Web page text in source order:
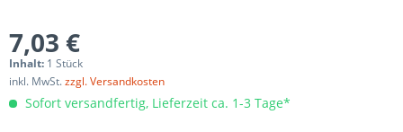
7,03 €
Inhalt: 1 Stück
inkl. MwSt.zzgl. Versandkosten
Sofort versandfertig, Lieferzeit ca. 1-3 Tage*